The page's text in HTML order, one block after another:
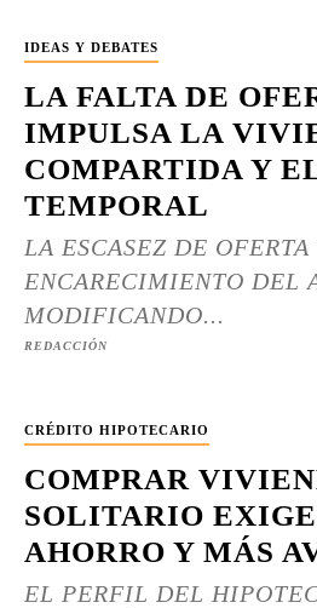
IDEAS Y DEBATES
LA FALTA DE
IMPULSA LA
COMPARTIDA Y
TEMPORAL
LA ESCASEZ DE OFERTA
ENCARECIMIENTO DEL
MODIFICANDO...
REDACCIÓN
CRÉDITO HIPOTECARIO
COMPRAR
SOLITARIO
AHORRO Y MÁS
EL PERFIL DEL